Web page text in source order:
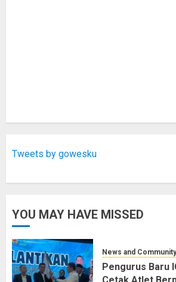
Tweets by gowesku
YOU MAY HAVE MISSED
News and Community
Pengurus Baru